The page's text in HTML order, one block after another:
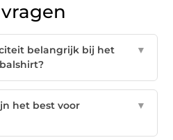
belangrijk bij het
▼
het best voor
▼